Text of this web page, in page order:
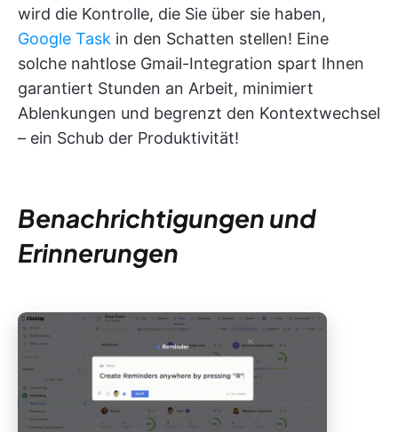
wird die Kontrolle, die Sie über sie haben,
Google Task in den Schatten stellen! Eine
solche nahtlose Gmail-Integration spart Ihnen
garantiert Stunden an Arbeit, minimiert
Ablenkungen und begrenzt den Kontextwechsel
– ein Schub der Produktivität!
Benachrichtigungen und
Erinnerungen